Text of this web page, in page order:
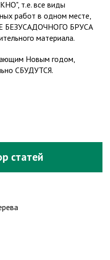
т.е. все виды
работ в одном месте,
БЕЗУСАДОЧНОГО БРУСА
материала.
Новым годом,
СБУДУТСЯ.
статей